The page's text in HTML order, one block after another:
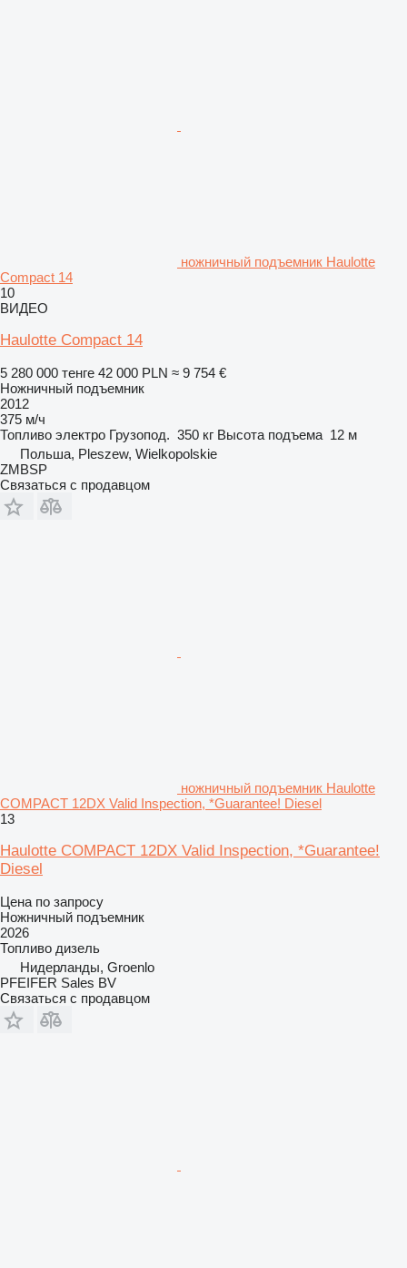
ножничный подъемник Haulotte
Compact 14
10
ВИДЕО
Haulotte Compact 14
5 280 000 тенге 42 000 PLN ≈ 9 754 €
Ножничный подъемник
2012
375 м/ч
Топливо электро Грузопод. 350 кг Высота подъема 12 м
Польша, Pleszew, Wielkopolskie
ZMBSP
Связаться с продавцом
ножничный подъемник Haulotte
COMPACT 12DX Valid Inspection, *Guarantee! Diesel
13
Haulotte COMPACT 12DX Valid Inspection, *Guarantee!
Diesel
Цена по запросу
Ножничный подъемник
2026
Топливо дизель
Нидерланды, Groenlo
PFEIFER Sales BV
Связаться с продавцом